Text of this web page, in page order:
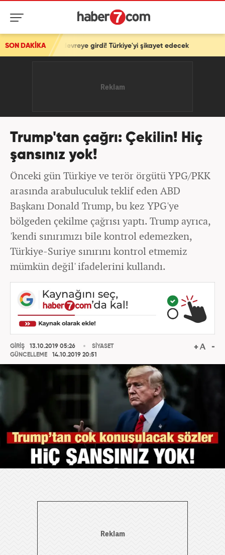
SON DAKİKA
devreye girdi! Türkiye'yi şikayet edecek
Trump'tan çağrı: Çekilin! Hiç
şansınız yok!
Önceki gün Türkiye ve terör örgütü YPG/PKK
arasında arabuluculuk teklif eden ABD
Başkanı Donald Trump, bu kez YPG'ye
bölgeden çekilme çağrısı yaptı. Trump ayrıca,
'kendi sınırımızı bile kontrol edemezken,
Türkiye-Suriye sınırını kontrol etmemiz
mümkün değil' ifadelerini kullandı.
GİRİŞ
13.10.2019 05:26
GÜNCELLEME
14.10.2019 20:51
SİYASET